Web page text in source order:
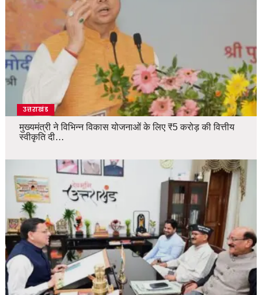
उत्तराखंड
मुख्यमंत्री ने विभिन्न विकास योजनाओं के लिए ₹5 करोड़ की वित्तीय
स्वीकृति दी…